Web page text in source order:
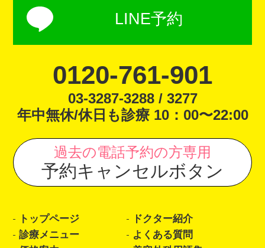
LINE予約
0120-761-901
03-3287-3288 / 3277
年中無休/休日も診療 10：00〜22:00
過去の電話予約の方専用
予約キャンセルボタン
トップページ
ドクター紹介
診療メニュー
よくある質問